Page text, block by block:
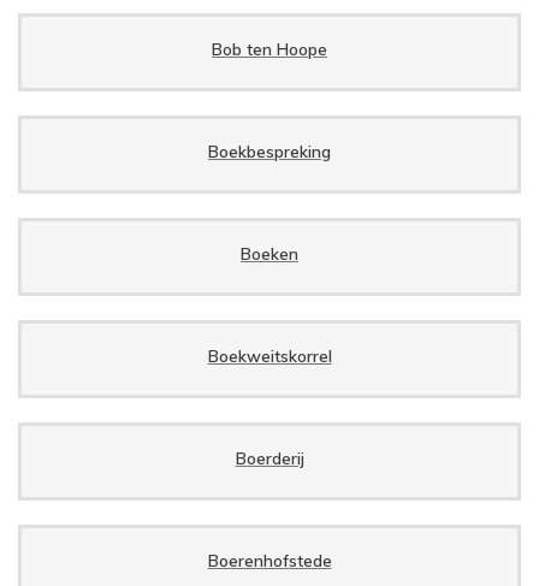
Bob ten Hoope
Boekbespreking
Boeken
Boekweitskorrel
Boerderij
Boerenhofstede